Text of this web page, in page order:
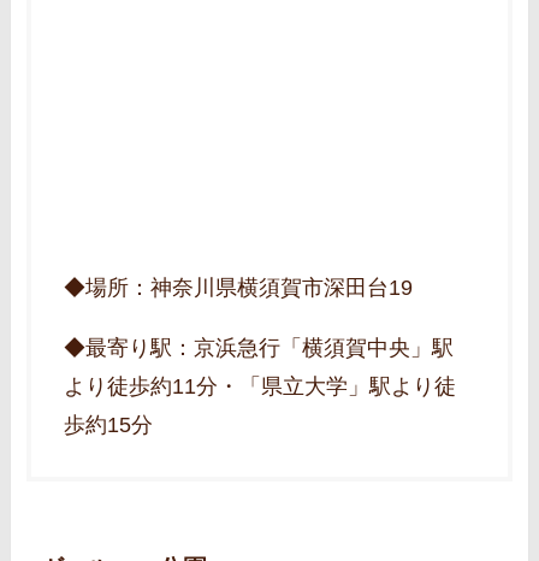
◆場所：神奈川県横須賀市深田台19
◆最寄り駅：京浜急行「横須賀中央」駅
より徒歩約11分・「県立大学」駅より徒
歩約15分